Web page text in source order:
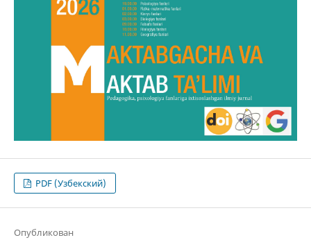
PDF (Узбекский)
Опубликован